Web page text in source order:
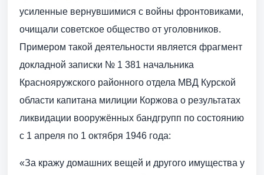
усиленные вернувшимися с войны фронтовиками,
очищали советское общество от уголовников.
Примером такой деятельности является фрагмент
докладной записки № 1 381 начальника
Краснояружского районного отдела МВД Курской
области капитана милиции Коржова о результатах
ликвидации вооружённых бандгрупп по состоянию
с 1 апреля по 1 октября 1946 года:
«За кражу домашних вещей и другого имущества у